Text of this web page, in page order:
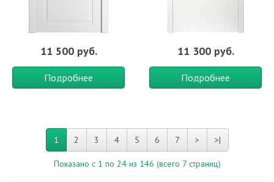
11 500 руб.
Подробнее
11 300 руб.
Подробнее
1 2 3 4 5 6 7 > >|
Показано с 1 по 24 из 146 (всего 7 страниц)